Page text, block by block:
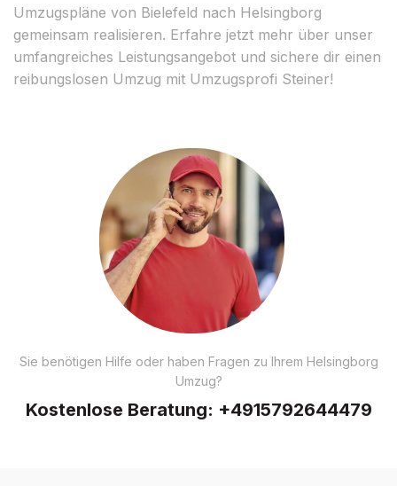
Umzugspläne von Bielefeld nach Helsingborg
gemeinsam realisieren. Erfahre jetzt mehr über unser
umfangreiches Leistungsangebot und sichere dir einen
reibungslosen Umzug mit Umzugsprofi Steiner!
Sie benötigen Hilfe oder haben Fragen zu Ihrem Helsingborg
Umzug?
Kostenlose Beratung: +4915792644479